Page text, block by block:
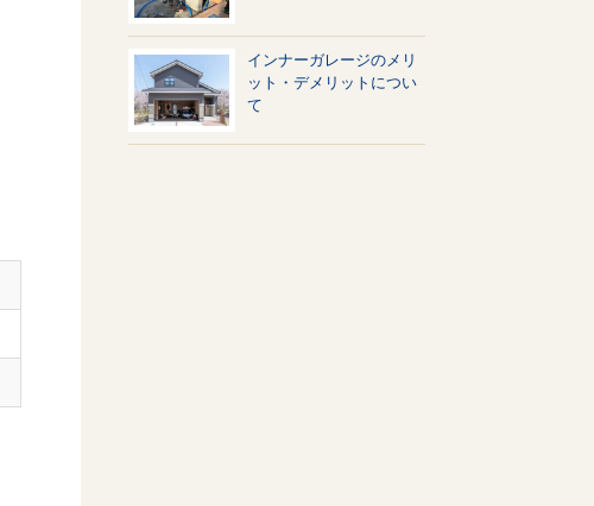
インナーガレージのメリ
ット・デメリットについ
て